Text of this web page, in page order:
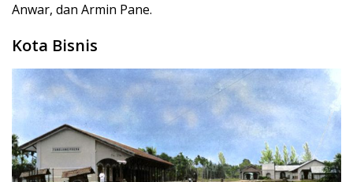
Anwar, dan Armin Pane.
Kota Bisnis